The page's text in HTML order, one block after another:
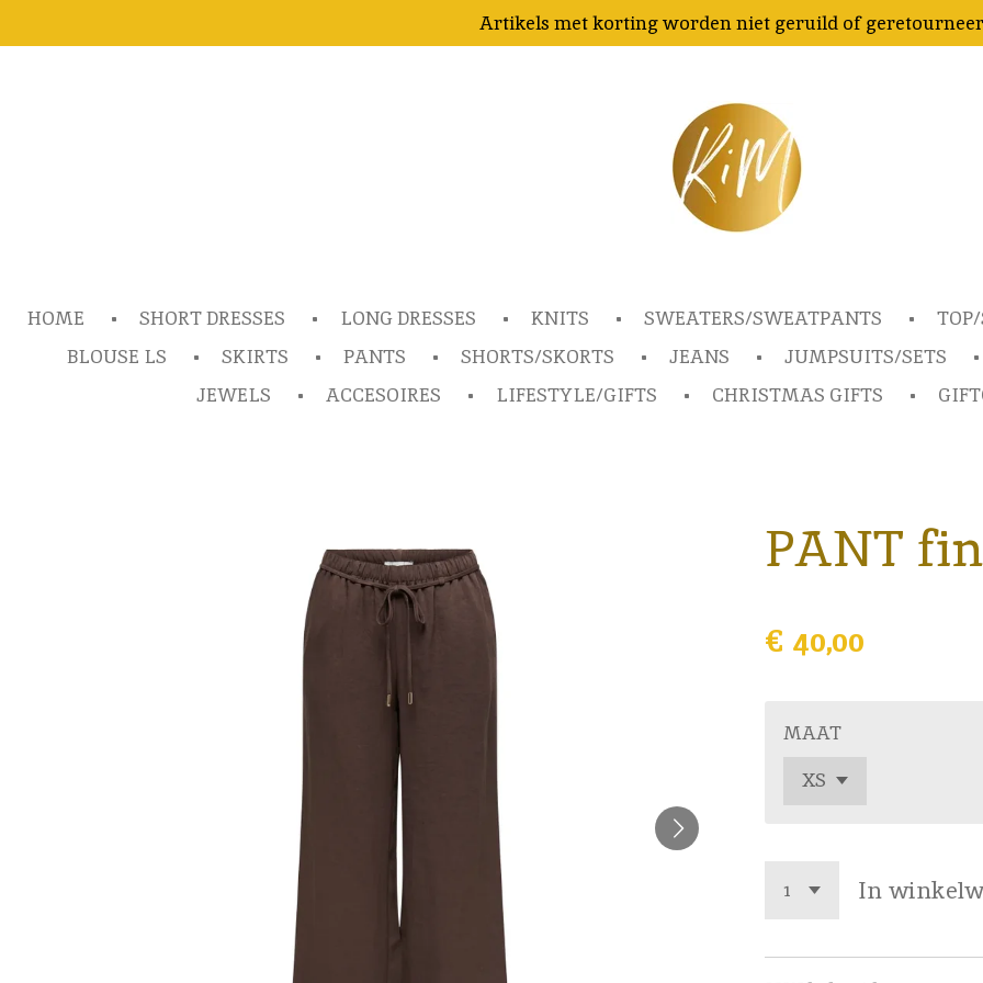
direct
Artikels met korting worden niet geruild of
HOME SHORT DRESSES LONG DRESSES KNITS SWEATERS/SWEATPANTS
BLOUSE LS
SKIRTS PANTS SHORTS/SKORTS JEANS JUMPSUITS/SETS
JEWELS
ACCESOIRES LIFESTYLE/GIFTS CHRISTMAS GIFTS
PANT
€ 40,00
MAAT
In